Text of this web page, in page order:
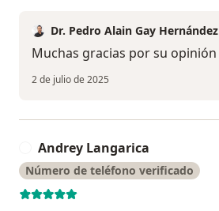
Dr. Pedro Alain Gay Hernández
Muchas gracias por su opinión
2 de julio de 2025
Andrey Langarica
Número de teléfono verificado